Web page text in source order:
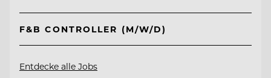
F&B CONTROLLER (M/W/D)
Entdecke alle Jobs